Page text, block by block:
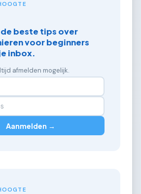
beste tips over
voor beginners
inbox.
afmelden mogelijk.
Aanmelden →